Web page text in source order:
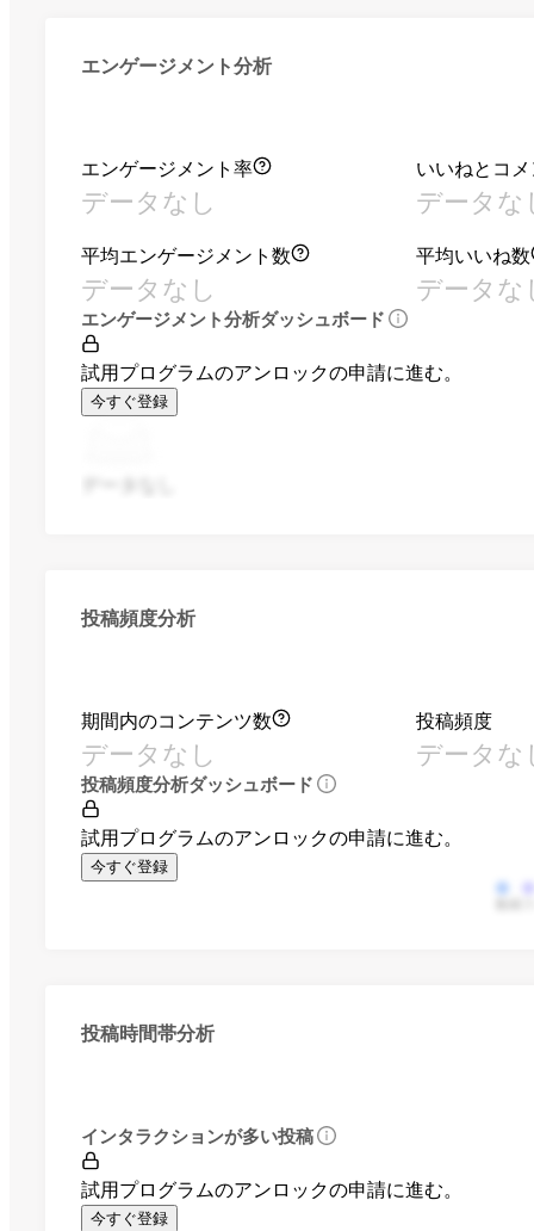
エンゲージメント分析
エンゲージメント率
データなし
いいねとコ
データな
平均エンゲージメント数
データなし
平均いいね数
データな
エンゲージメント分析ダッシュボード
試用プログラムのアンロックの申請に進む。
今すぐ登録
投稿頻度分析
期間内のコンテンツ数
データなし
投稿頻度
データな
投稿頻度分析ダッシュボード
試用プログラムのアンロックの申請に進む。
今すぐ登録
投稿時間帯分析
インタラクションが多い投稿
試用プログラムのアンロックの申請に進む。
今すぐ登録